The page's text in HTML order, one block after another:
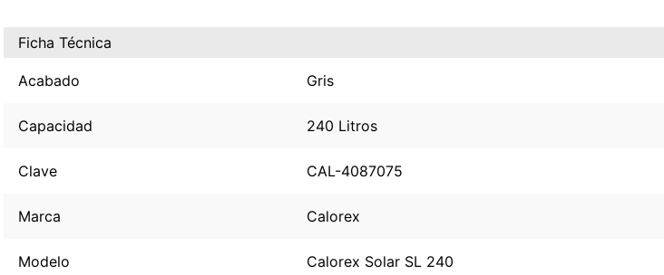
Ficha Técnica
Acabado Gris
Capacidad 240 Litros
Clave CAL-4087075
Marca Calorex
Modelo Calorex Solar SL 240